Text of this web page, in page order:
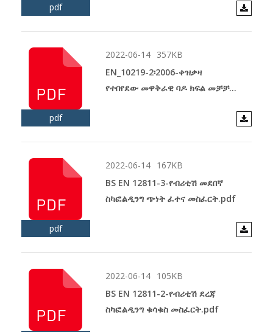
pdf
pdf
2022-06-14 357KB
EN_10219-2፡2006-ቀዝቃዛ
የተበየደው መዋቅራዊ ባዶ ክፍል መቻቻል
pdf
2022-06-14 167KB
BS EN 12811-3-የብሪቲሽ መደበኛ
ስካፎልዲንግ ጭነት ፈተና መስፈርት.pdf
2022-06-14 105KB
BS EN 12811-2-የብሪቲሽ ደረጃ
ስካፎልዲንግ ቁሳቁስ መስፈርት.pdf